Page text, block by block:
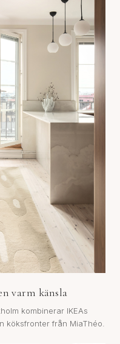
varm känsla
kombinerar IKEAs
köksfronter från MiaThéo.